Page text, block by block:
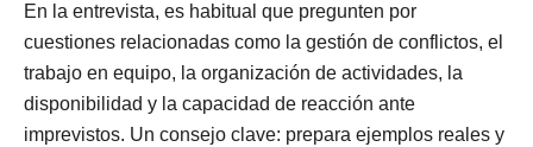
En la entrevista, es habitual que pregunten por
cuestiones relacionadas como la gestión de conflictos, el
trabajo en equipo, la organización de actividades, la
disponibilidad y la capacidad de reacción ante
imprevistos. Un consejo clave: prepara ejemplos reales y